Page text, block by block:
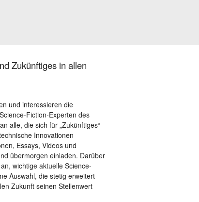
Zukünftiges in allen
und interessieren die
Fiction-Experten des
alle, die sich für „Zukünftiges“
Innovationen
Essays, Videos und
übermorgen einladen. Darüber
wichtige aktuelle Science-
Auswahl, die stetig erweitert
Zukunft seinen Stellenwert